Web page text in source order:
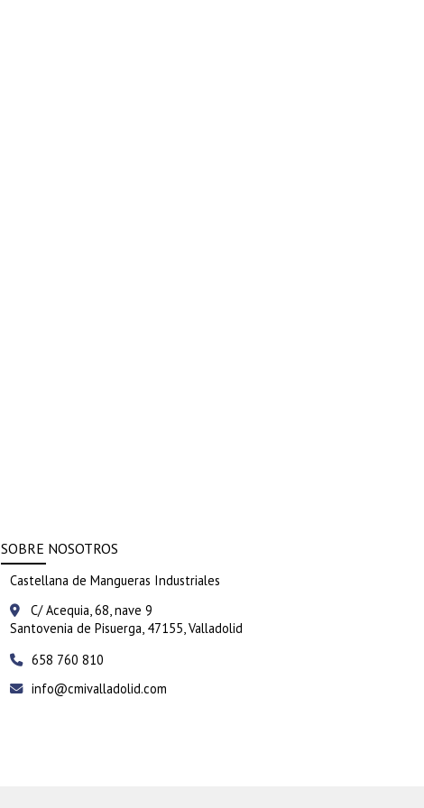
SOBRE NOSOTROS
Castellana de Mangueras Industriales
C/ Acequia, 68, nave 9
Santovenia de Pisuerga, 47155,Valladolid
658 760 810
info
cmivalladolid.com